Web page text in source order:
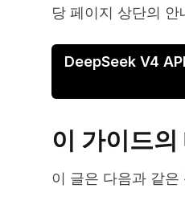
당 페이지 상단의 안
DeepSeek V4
이 가이드의
이 글은 다음과 같은